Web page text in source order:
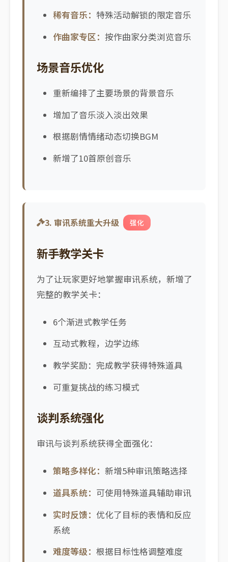
稀有音乐： 特殊活动解锁的限定音乐
作曲家专区： 按作曲家分类浏览音乐
场景音乐优化
重新编排了主要场景的背景音乐
增加了音乐淡入淡出效果
根据剧情情绪动态切换BGM
新增了10首原创音乐
3. 审讯系统重大升级 强化
新手教学关卡
为了让玩家更好地掌握审讯系统，新增了
完整的教学关卡：
6个渐进式教学任务
互动式教程，边学边练
教学奖励：完成教学获得特殊道具
可重复挑战的练习模式
谈判系统强化
审讯与谈判系统获得全面强化：
策略多样化： 新增5种审讯策略选择
道具系统： 可使用特殊道具辅助审讯
实时反馈： 优化了目标的表情和反应
系统
难度等级： 根据目标性格调整难度